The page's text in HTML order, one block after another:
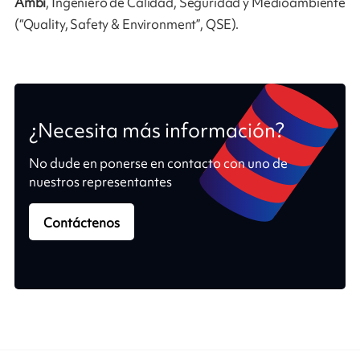
(“Quality, Safety & Environment”, QSE).
¿Necesita más información?
No dude en ponerse en contacto con uno de
nuestros representantes
Contáctenos